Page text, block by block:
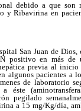
debido a que son
y Ribavirina en
San Juan de Dios,
positivo en más de
previa al inicio
algunos pacientes a
de laboratorio
pegilado
a 15 mg/Kg/día,